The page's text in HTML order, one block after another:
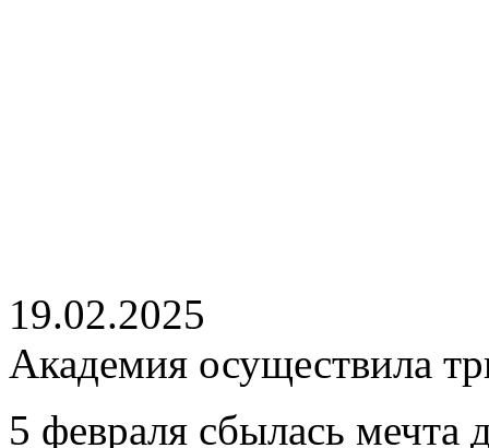
19.02.2025
Академия осуществила
5 февраля сбылась мечта